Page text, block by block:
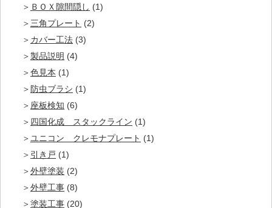
ＢＯＸ隙間隠し (1)
三角プレート (2)
カバー工法 (3)
製品説明 (4)
色見本 (1)
防虫ブラシ (1)
座板検知 (6)
四国化成 スタックライン (1)
ユニコン クレモナプレート (1)
引き戸 (1)
外壁塗装 (2)
外壁工事 (8)
塗装工事 (20)